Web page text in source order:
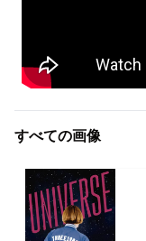
すべての画像